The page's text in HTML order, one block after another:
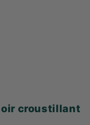
croustillant